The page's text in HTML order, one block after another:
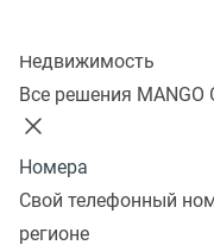
Недвижимость
Все решения MANGO
Номера
Свой телефонный
регионе
менеджеров, они
информацию о